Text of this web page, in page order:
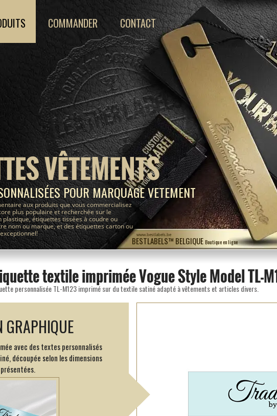
BESTLABELS™ BELGIQUE Boutique en ligne
www.bestlabels.be
VÊTEMENTS
POUR MARQUAGE VETEMENT
aux produits que vous commercialisez
plus populaire et recherchée sur le
plastique, étiquettes tissées à coudre ou
nom ou marque, et des étiquettes carton ou
COMMANDER CONTACT
textile imprimée Vogue Style Model TL-
personnalisée TL-M123 imprimé sur du textile satiné adapté à vêtements et articles divers.
GRAPHIQUE
avec des textes personnalisés
découpée selon les dimensions
présentées.